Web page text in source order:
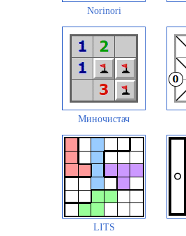
Norinori
Миночистач
LITS